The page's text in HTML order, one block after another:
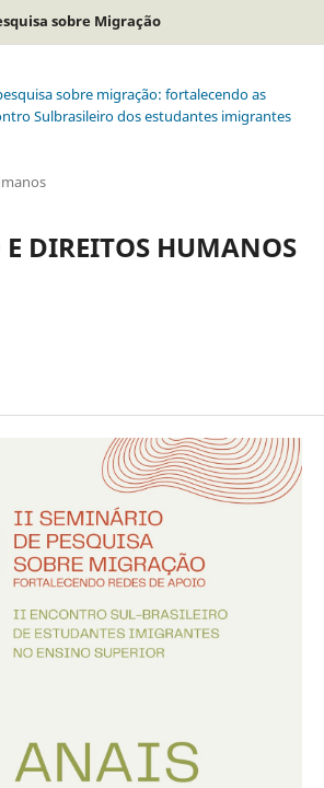
sobre Migração
sobre migração: fortalecendo as
Sulbrasileiro dos estudantes imigrantes
DIREITOS HUMANOS